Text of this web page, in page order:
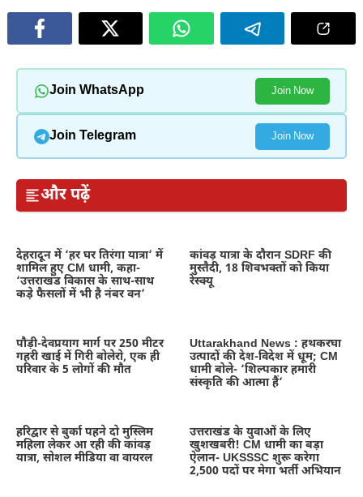
Join WhatsApp Join Now
Join Telegram Join Now
और पढ़ें
देहरादून में ‘हर घर तिरंगा यात्रा’ में
शामिल हुए CM धामी, कहा-
‘उत्तराखंड विकास के साथ-साथ
कड़े फैसलों में भी है नंबर वन’
कांवड़ यात्रा के दौरान SDRF की
मुस्तैदी, 18 शिवभक्तों को किया
रेस्क्यू
पौड़ी-देवप्रयाग मार्ग पर 250 मीटर
गहरी खाई में गिरी बोलेरो, एक ही
परिवार के 5 लोगों की मौत
Uttarakhand News : हथकरघा
उत्पादों की देश-विदेश में धूम; CM
धामी बोले- ‘शिल्पकार हमारी
संस्कृति की आत्मा हैं’
हरिद्वार से बुर्का पहने दो मुस्लिम
महिला लेकर आ रही की कांवड़
यात्रा, सोशल मीडिया वा वायरल
उत्तराखंड के युवाओं के लिए
खुशखबरी! CM धामी का बड़ा
ऐलान- UKSSSC शुरू करेगा
2,500 पदों पर मेगा भर्ती अभियान